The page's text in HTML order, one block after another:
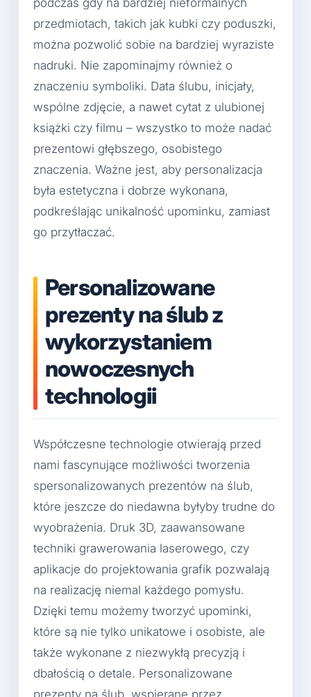
podczas gdy na bardziej nieformalnych
przedmiotach, takich jak kubki czy poduszki,
można pozwolić sobie na bardziej wyraziste
nadruki. Nie zapominajmy również o
znaczeniu symboliki. Data ślubu, inicjały,
wspólne zdjęcie, a nawet cytat z ulubionej
książki czy filmu – wszystko to może nadać
prezentowi głębszego, osobistego
znaczenia. Ważne jest, aby personalizacja
była estetyczna i dobrze wykonana,
podkreślając unikalność upominku, zamiast
go przytłaczać.
Personalizowane
prezenty na ślub z
wykorzystaniem
nowoczesnych
technologii
Współczesne technologie otwierają przed
nami fascynujące możliwości tworzenia
spersonalizowanych prezentów na ślub,
które jeszcze do niedawna byłyby trudne do
wyobrażenia. Druk 3D, zaawansowane
techniki grawerowania laserowego, czy
aplikacje do projektowania grafik pozwalają
na realizację niemal każdego pomysłu.
Dzięki temu możemy tworzyć upominki,
które są nie tylko unikatowe i osobiste, ale
także wykonane z niezwykłą precyzją i
dbałością o detale. Personalizowane